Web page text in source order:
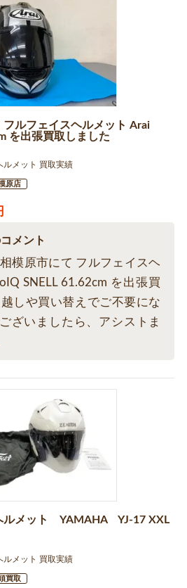
ルフェイスヘルメット Arai
を出張買取しました
ルメット 買取実績
原店
メント
模原市にて フルフェイスヘ
SNELL 61.62cm を出張買
しや買い替えでご不要にな
ざいましたら、アシストま
ルメット YAMAHA YJ-17 XXL
ルメット 買取実績
買取